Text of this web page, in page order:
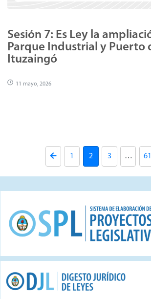
Sesión 7: Es Ley la
Parque Industrial y Puerto
Ituzaingó
11 mayo, 2026
1 2 3 … 61